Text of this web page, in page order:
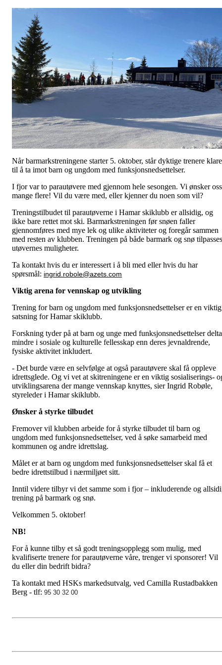
Når barmarkstreningene starter 5. oktober, står dyktige trenere klare
til å ta imot barn og ungdom med funksjonsnedsettelser.
I fjor var to parautøvere med gjennom hele sesongen. Vi ønsker oss
mange flere! Vil du være med, eller kjenner du noen som vil?
Treningstilbudet til parautøverne i Hamar skiklubb er allsidig, og
ikke bare rettet mot ski. Barmarkstreningen før snøen faller
gjennomføres med mye lek og ulike aktiviteter og foregår sammen
med resten av klubben. Treningen på både barmark og snø tilpasses
utøvernes muligheter.
Ta kontakt hvis du er interessert i å bli med eller hvis du har
spørsmål: ingrid.robole@azets.com
Viktig arena for vennskap og utvikling
Trening for barn og ungdom med funksjonsnedsettelser er en viktig
satsning for Hamar skiklubb.
Forskning tyder på at barn og unge med funksjonsnedsettelser
mindre i sosiale og kulturelle fellesskap enn deres jevnaldrende,
fysiske aktivitet inkludert.
- Det burde være en selvfølge at også parautøvere skal få oppleve
idrettsglede. Og vi vet at skitreningene er en viktig sosialiserings-
utviklingsarena der mange vennskap knyttes, sier Ingrid Robøle,
styreleder i Hamar skiklubb.
Ønsker å styrke tilbudet
Fremover vil klubben arbeide for å styrke tilbudet til barn og
ungdom med funksjonsnedsettelser, ved å søke samarbeid med
kommunen og andre idrettslag.
Målet er at barn og ungdom med funksjonsnedsettelser skal få et
bedre idrettstilbud i nærmiljøet sitt.
Inntil videre tilbyr vi det samme som i fjor – inkluderende og
trening på barmark og snø.
Velkommen 5. oktober!
NB!
For å kunne tilby et så godt treningsopplegg som mulig, med
kvalifiserte trenere for parautøverne våre, trenger vi sponsorer! Vil
du eller din bedrift bidra?
Ta kontakt med HSKs markedsutvalg, ved Camilla Rustadbakken
Berg - tlf: 95 30 32 00